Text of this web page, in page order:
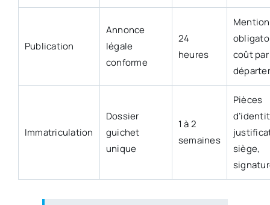
Publication
Annonce
légale
conforme
24
heures
coût par
Immatriculation
Dossier
guichet
unique
1 à 2
semaines
Pièces
siège,